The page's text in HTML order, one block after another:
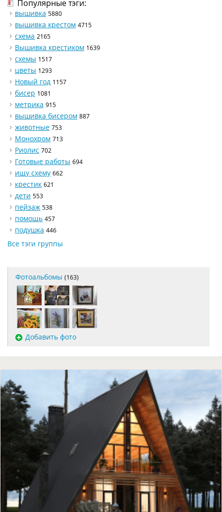
Популярные тэги:
вышивка 5880
вышивка крестом 4715
схема 2165
Вышивка крестиком 1639
схемы 1517
цветы 1293
Новый год 1157
бисер 1081
метрика 915
вышивка бисером 887
животные 753
Монохром 713
Риолис 702
Готовые работы 694
ищу схему 662
крестик 621
дети 553
пейзаж 538
помощь 457
подушка 446
Все тэги группы
Фотоальбомы (163)
Добавить фото